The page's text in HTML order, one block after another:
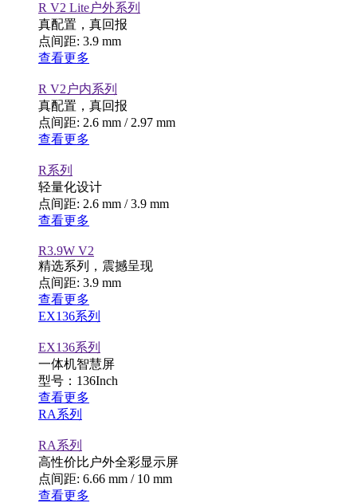
R V2 Lite户外系列
真配置，真回报
点间距: 3.9 mm
查看更多
R V2户内系列
真配置，真回报
点间距: 2.6 mm / 2.97 mm
查看更多
R系列
轻量化设计
点间距: 2.6 mm / 3.9 mm
查看更多
R3.9W V2
精选系列，震撼呈现
点间距: 3.9 mm
查看更多
EX136系列
EX136系列
一体机智慧屏
型号：136Inch
查看更多
RA系列
RA系列
高性价比户外全彩显示屏
点间距: 6.66 mm / 10 mm
查看更多